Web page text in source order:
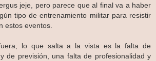
jeje, pero parece que al final va a haber
tipo de entrenamiento militar para resistir
estos eventos.
lo que salta a la vista es la falta de
de previsión, una falta de profesionalidad y